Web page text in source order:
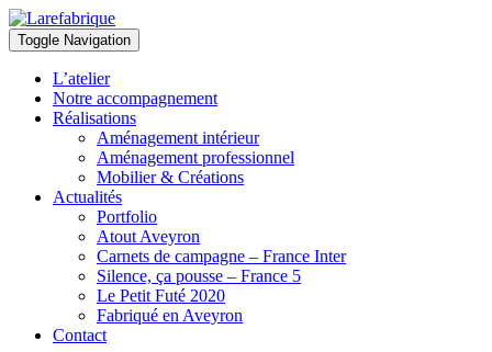
Larefabrique
Larefabrique – Aménagement intérieur design pour pro et particuliers
Toggle Navigation
L’atelier
Notre accompagnement
Réalisations
Aménagement intérieur
Aménagement professionnel
Mobilier & Créations
Actualités
Portfolio
Atout Aveyron
Carnets de campagne – France Inter
Silence, ça pousse – France 5
Le Petit Futé 2020
Fabriqué en Aveyron
Contact